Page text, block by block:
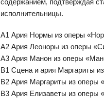
содержанием, подтверждая
исполнительницы.
A1 Ария Нормы из оперы
A2 Ария Леоноры из оперы
A3 Ария Манон из оперы
B1 Сцена и ария Маргариты
B2 Ария Маргариты из оперы
B3 Ария Елизаветы из оперы